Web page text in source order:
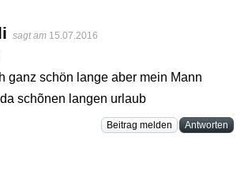
sagt am 15.07.2016
ganz schön lange aber mein Mann
schõnen langen urlaub
Beitrag melden Antworten